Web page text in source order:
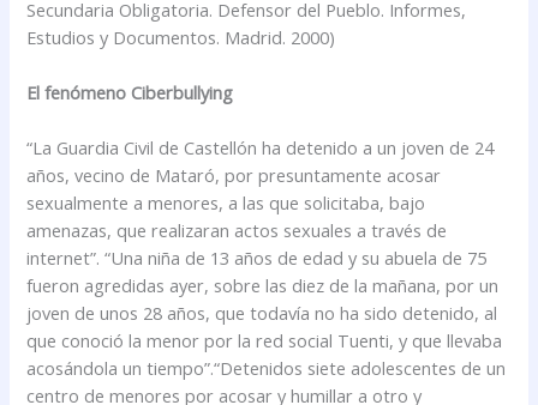
Secundaria Obligatoria. Defensor del Pueblo. Informes,
Estudios y Documentos. Madrid. 2000)
El fenómeno Ciberbullying
“La Guardia Civil de Castellón ha detenido a un joven de 24
años, vecino de Mataró, por presuntamente acosar
sexualmente a menores, a las que solicitaba, bajo
amenazas, que realizaran actos sexuales a través de
internet”. “Una niña de 13 años de edad y su abuela de 75
fueron agredidas ayer, sobre las diez de la mañana, por un
joven de unos 28 años, que todavía no ha sido detenido, al
que conoció la menor por la red social Tuenti, y que llevaba
acosándola un tiempo”.“Detenidos siete adolescentes de un
centro de menores por acosar y humillar a otro y